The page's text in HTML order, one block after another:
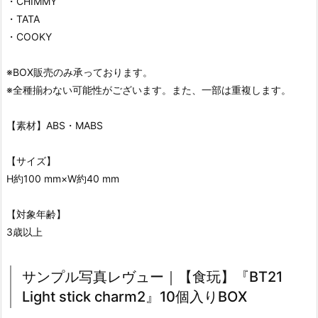
・TATA
・COOKY
※BOX販売のみ承っております。
※全種揃わない可能性がございます。また、一部は重複します。
【素材】ABS・MABS
【サイズ】
H約100 mm×W約40 mm
【対象年齢】
3歳以上
サンプル写真レヴュー｜【食玩】『BT21
Light stick charm2』10個入りBOX